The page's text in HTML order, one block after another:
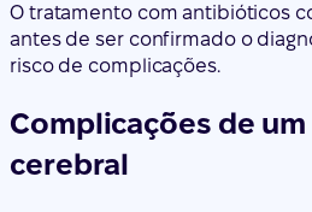
O tratamento com antibióticos
antes de ser confirmado o
risco de complicações.
Complicações de um
cerebral